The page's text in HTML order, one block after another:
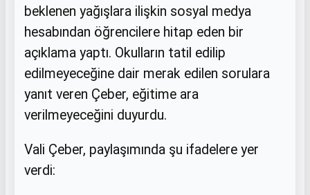
beklenen yağışlara ilişkin sosyal medya
hesabından öğrencilere hitap eden bir
açıklama yaptı. Okulların tatil edilip
edilmeyeceğine dair merak edilen sorulara
yanıt veren Çeber, eğitime ara
verilmeyeceğini duyurdu.
Vali Çeber, paylaşımında şu ifadelere yer
verdi: